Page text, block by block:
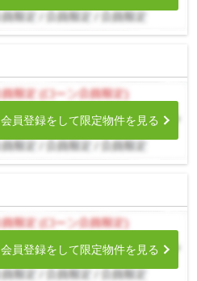
会員登録をして限定物件を見る
会員登録をして限定物件を見る